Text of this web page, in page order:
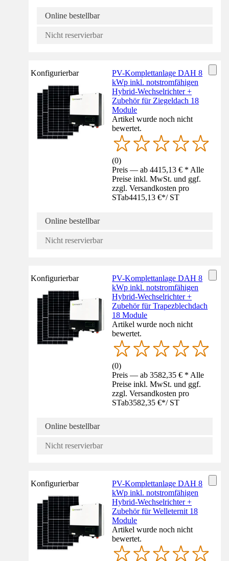
Online bestellbar
Nicht reservierbar
Konfigurierbar
PV-Komplettanlage DAH 8
kWp inkl. notstromfähigen
Hybrid-Wechselrichter +
Zubehör für Ziegeldach 18
Module
Artikel wurde noch nicht
bewertet.
(0)
Preis — ab 4415,13 € * Alle
Preise inkl. MwSt. und ggf.
zzgl. Versandkosten pro
STab4415,13 €*/ ST
Online bestellbar
Nicht reservierbar
Konfigurierbar
PV-Komplettanlage DAH 8
kWp inkl. notstromfähigen
Hybrid-Wechselrichter +
Zubehör für Trapezblechdach
18 Module
Artikel wurde noch nicht
bewertet.
(0)
Preis — ab 3582,35 € * Alle
Preise inkl. MwSt. und ggf.
zzgl. Versandkosten pro
STab3582,35 €*/ ST
Online bestellbar
Nicht reservierbar
Konfigurierbar
PV-Komplettanlage DAH 8
kWp inkl. notstromfähigen
Hybrid-Wechselrichter +
Zubehör für Welleternit 18
Module
Artikel wurde noch nicht
bewertet.